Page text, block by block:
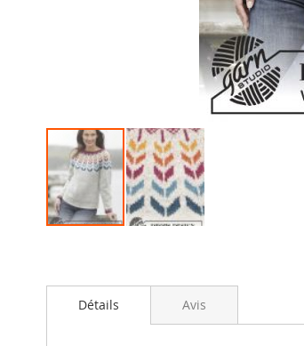
beginning
Détails Avis